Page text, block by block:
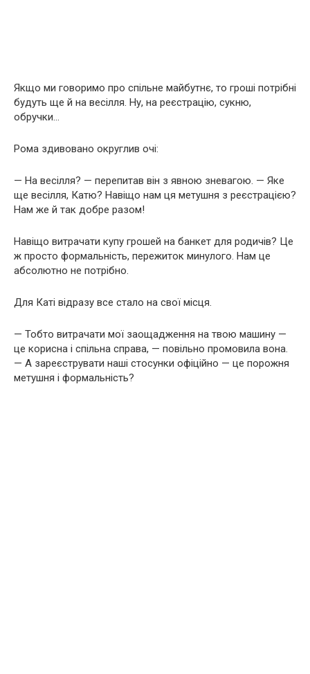
Якщо ми говоримо про спільне майбутнє, то гроші потрібні
будуть ще й на весілля. Ну, на реєстрацію, сукню,
обручки…
Рома здивовано округлив очі:
— На весілля? — перепитав він з явною зневагою. — Яке
ще весілля, Катю? Навіщо нам ця метушня з реєстрацією?
Нам же й так добре разом!
Навіщо витрачати купу грошей на банкет для родичів? Це
ж просто формальність, пережиток минулого. Нам це
абсолютно не потрібно.
Для Каті відразу все стало на свої місця.
— Тобто витрачати мої заощадження на твою машину —
це корисна і спільна справа, — повільно промовила вона.
— А зареєструвати наші стосунки офіційно — це порожня
метушня і формальність?